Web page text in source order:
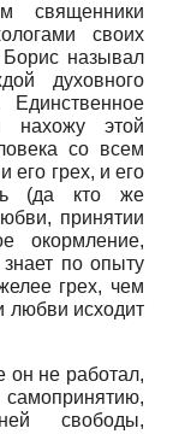
священники
своих
Борис называл
духовного
нахожу этой
со всем
его грех, и его
(да кто же
принятии
окормление,
по опыту
грех, чем
любви исходит
он не работал,
свободы,